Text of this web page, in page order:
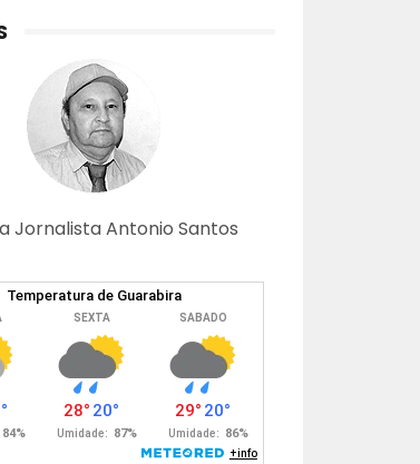
Jornalista Antonio Santos